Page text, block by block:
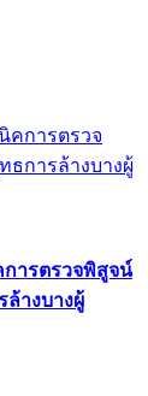
ารตรวจพิสูจน์
างบางผู้